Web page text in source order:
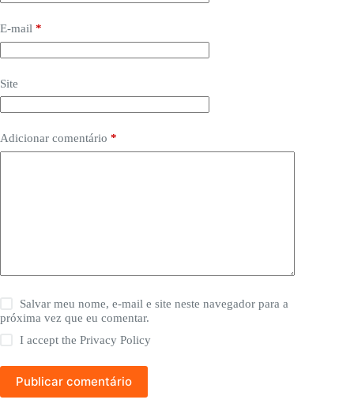
E-mail *
Site
Adicionar comentário *
Salvar meu nome, e-mail e site neste navegador para a
próxima vez que eu comentar.
I accept thePrivacy Policy
Publicar comentário